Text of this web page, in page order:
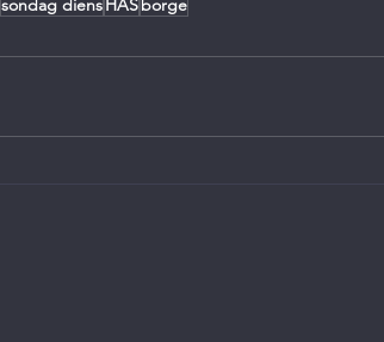
sondag diensHASborge